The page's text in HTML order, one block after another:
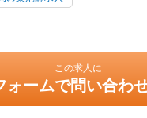
この求人に
ォームで問い合わ